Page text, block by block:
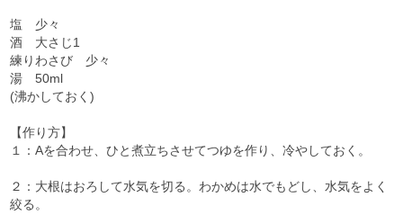
塩 少々
酒 大さじ1
練りわさび 少々
湯 50ml
(沸かしておく)
【作り方】
１：Aを合わせ、ひと煮立ちさせてつゆを作り、冷やしておく。
２：大根はおろして水気を切る。わかめは水でもどし、水気をよく
絞る。